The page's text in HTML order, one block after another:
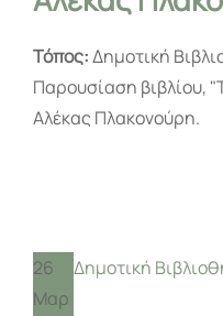
Τόπος:Δημοτική
Παρουσίαση βιβλίου,
Αλέκας Πλακονούρη.
26
Μαρ
Δημοτική